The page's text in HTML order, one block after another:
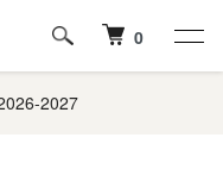
0
2027